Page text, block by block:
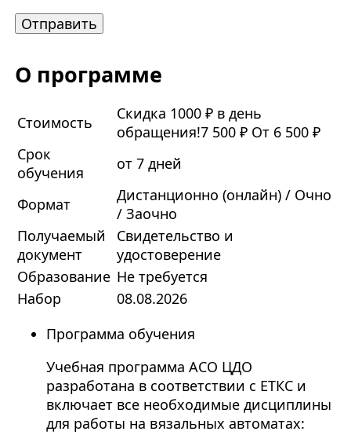
О программе
Стоимость
Скидка 1000 ₽ в день
обращения!7 500 ₽ От 6 500 ₽
Срок
обучения
от 7 дней
Формат
Дистанционно (онлайн) / Очно
/ Заочно
Получаемый
документ
Свидетельство и
удостоверение
Образование Не требуется
Набор
08.08.2026
Программа обучения
Учебная программа АСО ЦДО
разработана в соответствии с ЕТКС и
включает все необходимые дисциплины
для работы на вязальных автоматах: